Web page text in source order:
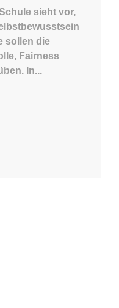
sieht vor,
sollen die
Fairness
In...